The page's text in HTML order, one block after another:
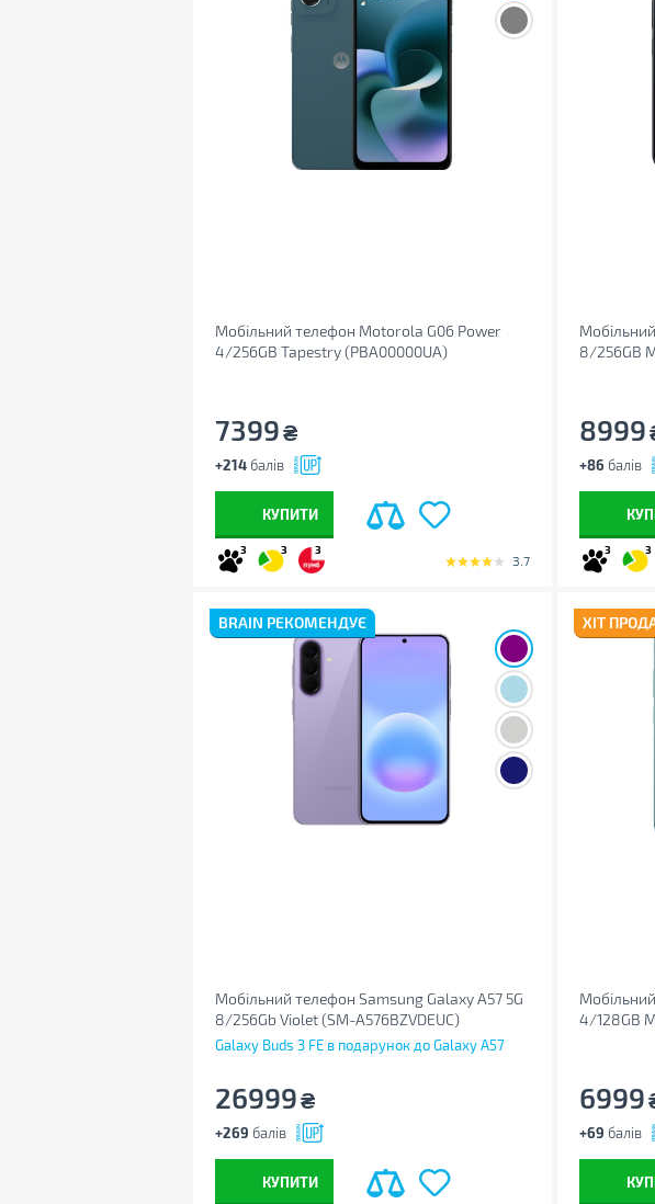
Мобільний телефон Motorola G06 Power
4/256GB Tapestry (PBA00000UA)
7399₴
+214 балів
КУПИТИ
3 3 3
3.7
8/256GB
8999
+86 балів
3 3
BRAIN РЕКОМЕНДУЄ
Мобільний телефон Samsung Galaxy A57 5G
8/256Gb Violet (SM-A576BZVDEUC)
Galaxy Buds 3 FE в подарунок до Galaxy A57
26999₴
+269 балів
КУПИТИ
ХІТ
4/128GB
6999
+69 балів